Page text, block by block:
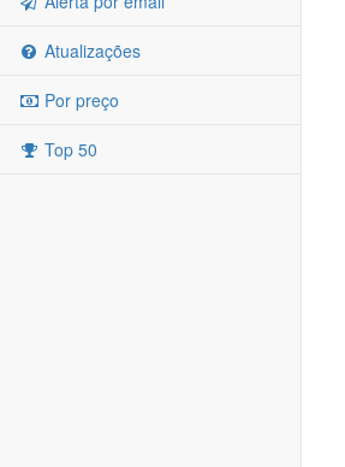
Atualizações
Por preço
Top 50